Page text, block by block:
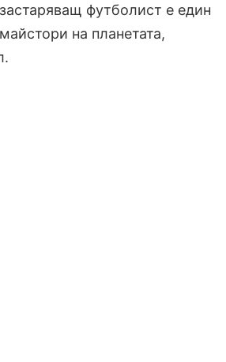
футболист е един
на планетата,